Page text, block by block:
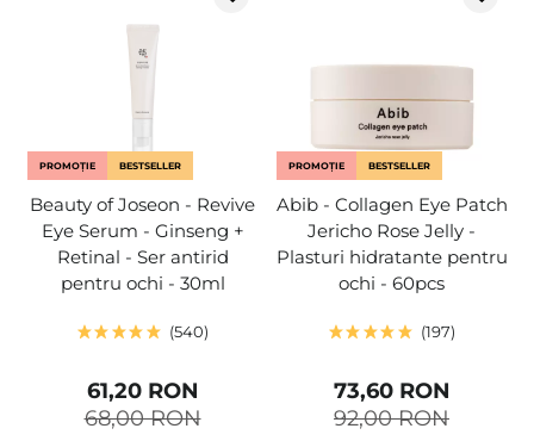
PROMOȚIE BESTSELLER
Beauty of Joseon - Revive
Eye Serum - Ginseng +
Retinal - Ser antirid
pentru ochi - 30ml
540
68,00 RON
61,20 RON
PROMOȚIE BESTSELLER
Abib - Collagen Eye Patch
Jericho Rose Jelly -
Plasturi hidratante pentru
ochi - 60pcs
197
92,00 RON
73,60 RON